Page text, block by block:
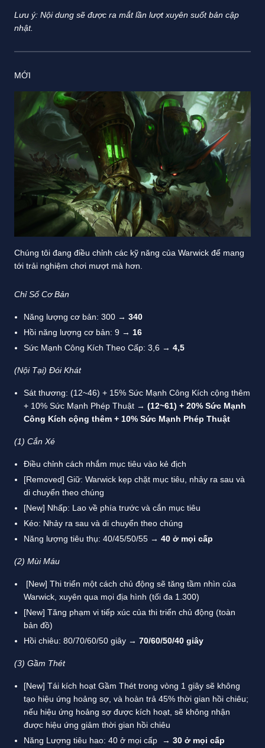
Lưu ý: Nội dung sẽ được ra mắt lần lượt xuyên suốt bản cập
nhật.
MỚI
Chúng tôi đang điều chỉnh các kỹ năng của Warwick để mang
tới trải nghiệm chơi mượt mà hơn.
Chỉ Số Cơ Bản
Năng lượng cơ bản: 300 → 340
Hồi năng lượng cơ bản: 9 → 16
Sức Mạnh Công Kích Theo Cấp: 3,6 → 4,5
(Nội Tại) Đói Khát
Sát thương: (12~46) + 15% Sức Mạnh Công Kích cộng thêm
+ 10% Sức Mạnh Phép Thuật → (12~61) + 20% Sức Mạnh
Công Kích cộng thêm + 10% Sức Mạnh Phép Thuật
(1) Cắn Xé
Điều chỉnh cách nhắm mục tiêu vào kẻ địch
[Removed] Giữ: Warwick kẹp chặt mục tiêu, nhảy ra sau và
di chuyển theo chúng
[New] Nhấp: Lao về phía trước và cắn mục tiêu
Kéo: Nhảy ra sau và di chuyển theo chúng
Năng lượng tiêu thụ: 40/45/50/55 → 40 ở mọi cấp
(2) Mùi Máu
[New] Thi triển một cách chủ động sẽ tăng tầm nhìn của
Warwick, xuyên qua mọi địa hình (tối đa 1.300)
[New] Tăng phạm vi tiếp xúc của thi triển chủ động (toàn
bản đồ)
Hồi chiêu: 80/70/60/50 giây → 70/60/50/40 giây
(3) Gầm Thét
[New] Tái kích hoạt Gầm Thét trong vòng 1 giây sẽ không
tạo hiệu ứng hoảng sợ, và hoàn trả 45% thời gian hồi chiêu;
nếu hiệu ứng hoảng sợ được kích hoạt, sẽ không nhận
được hiệu ứng giảm thời gian hồi chiêu
Năng Lượng tiêu hao: 40 ở mọi cấp → 30 ở mọi cấp